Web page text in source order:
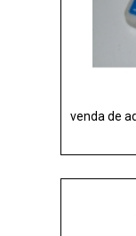
venda de